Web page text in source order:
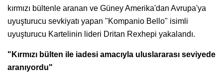
kırmızı bültenle aranan ve Güney Amerika'dan Avrupa'ya
uyuşturucu sevkiyatı yapan "Kompanio Bello" isimli
uyuşturucu Kartelinin lideri Dritan Rexhepi yakalandı.
"Kırmızı bülten ile iadesi amacıyla uluslararası seviyede
aranıyordu"